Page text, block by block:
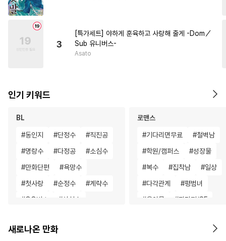
3
[특가세트] 야하게 훈육하고 사랑해 줄게 -Dom／
Sub 유니버스-
Asato
인기 키워드
BL
#동인지 #단정수 #직진공
#명랑수 #다정공 #소심수
#만화단편 #욕망수
#첫사랑 #순정수 #계략수
#OO버스 #상처수
#굴림수 #자낮수
로맨스
#기다리면무료 #철벽남
#학원/캠퍼스 #성장물
#복수 #집착남 #일상
#다각관계 #평범녀
#육아물 #판타지/SF
새로나온 만화